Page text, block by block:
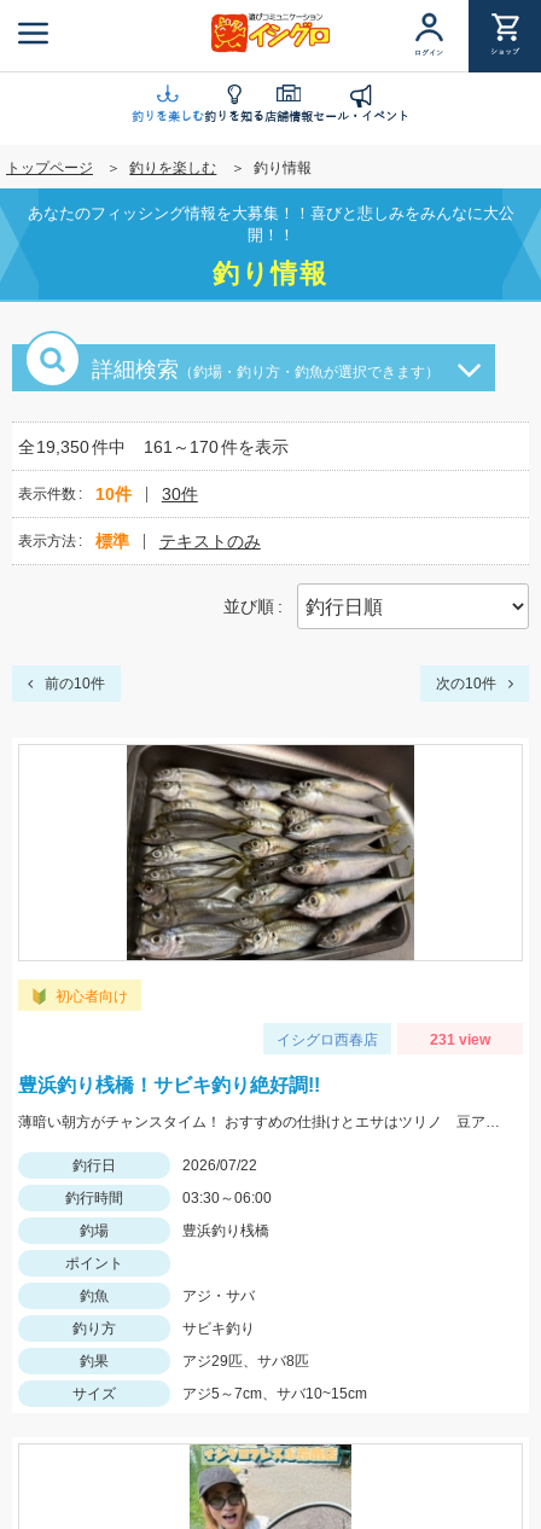
ン
に
移
動
ログイン ショップ
釣りを楽しむ釣りを知る店舗情報セール・イベント
トップページ 釣りを楽しむ 釣り情報
あなたのフィッシング情報を大募集！！喜びと悲しみをみんなに大公
開！！
釣り情報
詳細検索 （釣場・釣り方・釣魚が選択できます）
全19,350件中 161～170件を表示
表示件数 10件 30件
表示方法 標準 テキストのみ
並び順
前の10件 次の10件
初心者向け
イシグロ西春店 231 view
豊浜釣り桟橋！サビキ釣り絶好調!!
薄暗い朝方がチャンスタイム！ おすすめの仕掛けとエサはツリノ 豆アジマッチ1号と厳選素材の生アミエビです!!
釣行日
2026/07/22
釣行時間
03:30～06:00
釣場
豊浜釣り桟橋
ポイント
釣魚
アジ・サバ
釣り方
サビキ釣り
釣果
アジ29匹、サバ8匹
サイズ
アジ5～7cm、サバ10~15cm